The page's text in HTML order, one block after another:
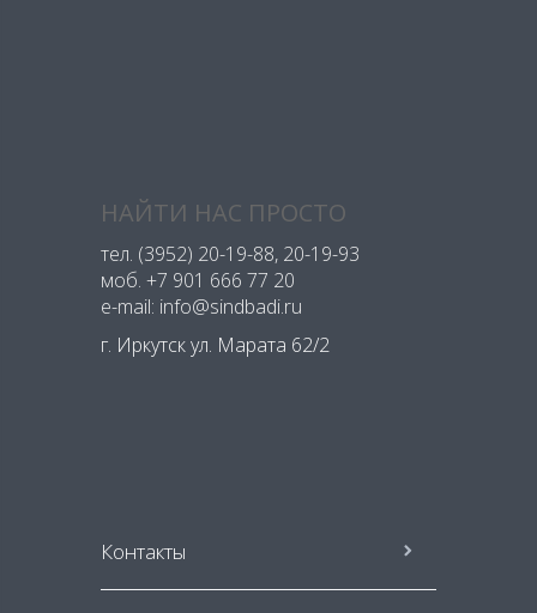
НАЙТИ НАС ПРОСТО
тел. (3952) 20-19-88, 20-19-93
моб. +7 901 666 77 20
e-mail: info@sindbadi.ru
г. Иркутск ул. Марата 62/2
Контакты